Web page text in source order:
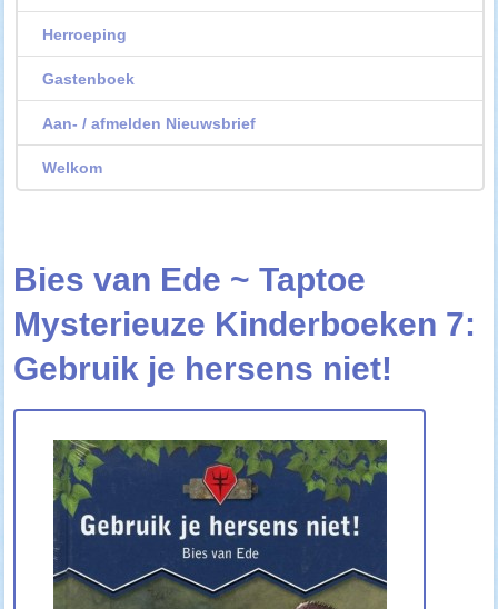
Herroeping
Gastenboek
Aan- / afmelden Nieuwsbrief
Welkom
Bies van Ede ~ Taptoe
Mysterieuze Kinderboeken 7:
Gebruik je hersens niet!